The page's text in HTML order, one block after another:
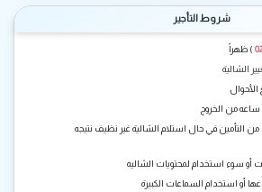
شروط التأجير
) ظهراً
الشالية
ساعه من الخروج
التأمين في حال استلام الشالية غير نظيف نتيجه
أو سوء استخدام لمحتويات الشاليه
أو استخدام السماعات الكبيرة